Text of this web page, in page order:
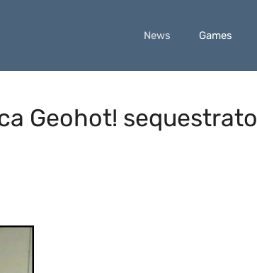
News Games
Geohot! sequestrato